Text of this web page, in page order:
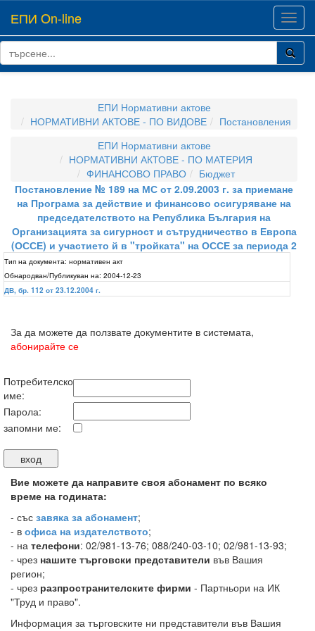
ЕПИ On-line
ЕПИ Нормативни актове
НОРМАТИВНИ АКТОВЕ - ПО ВИДОВЕ
Постановления
ЕПИ Нормативни актове
НОРМАТИВНИ АКТОВЕ - ПО МАТЕРИЯ
ФИНАНСОВО ПРАВО
Бюджет
Постановление № 189 на МС от 2.09.2003 г. за приемане
на Програма за действие и финансово осигуряване на
председателството на Република България на
Организацията за сигурност и сътрудничество в Европа
(ОССЕ) и участието й в "тройката" на ОССЕ за периода 2
Тип на документа: нормативен акт
Обнародван/Публикуван на: 2004-12-23
ДВ, бр. 112 от 23.12.2004 г.
За да можете да ползвате документите в системата,
абонирайте се
Потребителско
име:
Парола:
запомни ме:
Вие можете да направите своя абонамент по всяко
време на годината:
- със завяка за абонамент;
- в офиса на издателството;
- на телефони: 02/981-13-76; 088/240-03-10; 02/981-13-93;
- чрез нашите търговски представители във Вашия
регион;
- чрез разпространителските фирми - Партньори на ИК
"Труд и право".
Информация за търговските ни представители във Вашия